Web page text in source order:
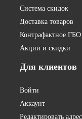
Система скидок
Доставка товаров
Контрафактное ГБО
Акции и скидки
Для клиентов
Войти
Аккаунт
Редактировать адрес